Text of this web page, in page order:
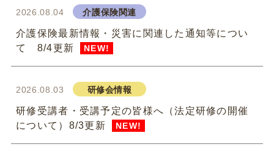
2026.08.04 介護保険関連
介護保険最新情報・災害に関連した通知等につい
て 8/4更新
NEW!
2026.08.03 研修会情報
研修受講者・受講予定の皆様へ（法定研修の開催
について）8/3更新
NEW!